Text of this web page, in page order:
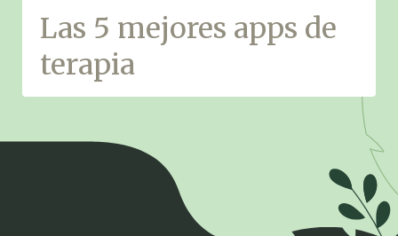
Las 5 mejores apps de
terapia